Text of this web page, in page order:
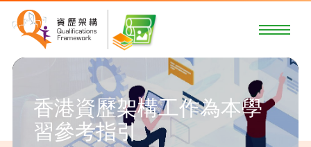
香港資歷架構工作為本學
習參考指引